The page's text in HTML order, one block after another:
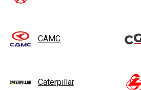
CAMC
Caterpillar